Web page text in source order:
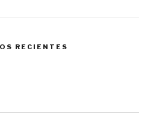
RECIENTES